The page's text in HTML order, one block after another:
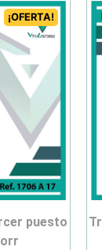
¡OFERTA!
trofeos de fútbol – primer puesto